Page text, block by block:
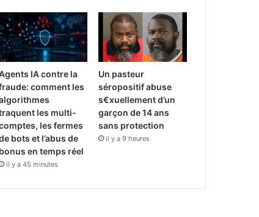
IA contre la
comment les
les multi-
les fermes
bots et l’abus de
bonus en temps réel
il y a 45 minutes
Un pasteur
séropositif abuse
s€xuellement d’un
garçon de 14 ans
sans protection
il y a 9 heures